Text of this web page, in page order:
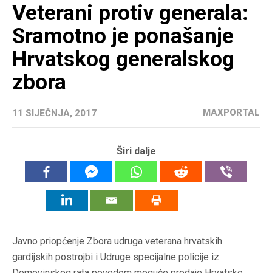
Veterani protiv generala:
Sramotno je ponašanje
Hrvatskog generalskog
zbora
11 SIJEČNJA, 2017 MAXPORTAL
Širi dalje
Javno priopćenje Zbora udruga veterana hrvatskih
gardijskih postrojbi i Udruge specijalne policije iz